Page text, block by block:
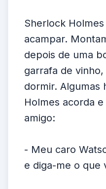
Sherlock
acampar.
depois de uma
garrafa de
dormir. Algumas
Holmes acorda
amigo:
- Meu caro
e diga-me o que